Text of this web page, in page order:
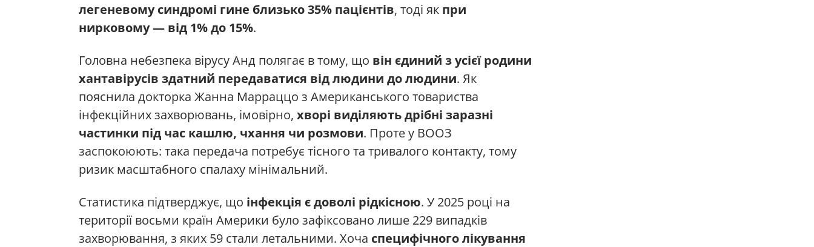
легеневому синдромі гине близько 35% пацієнтів, тоді як при
нирковому — від 1% до 15%.
Головна небезпека вірусу Анд полягає в тому, що він єдиний з усієї родини
хантавірусів здатний передаватися від людини до людини. Як
пояснила докторка Жанна Марраццо з Американського товариства
інфекційних захворювань, імовірно, хворі виділяють дрібні заразні
частинки під час кашлю, чхання чи розмови. Проте у ВООЗ
заспокоюють: така передача потребує тісного та тривалого контакту, тому
ризик масштабного спалаху мінімальний.
Статистика підтверджує, що інфекція є доволі рідкісною. У 2025 році на
території восьми країн Америки було зафіксовано лише 229 випадків
захворювання, з яких 59 стали летальними. Хоча специфічного лікування